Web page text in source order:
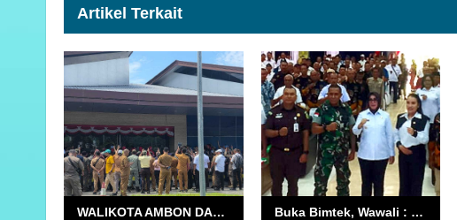
Artikel Terkait
WALIKOTA AMBON DAMAIKAN SENGKETA TOKO DIAN PERTIWI–HATULESILA, SASI ADAT RESMI DIBUKA Buka Bimtek, Wawali : BPD dan Saniri Negeri, Tegaskan Peran Bela Negara